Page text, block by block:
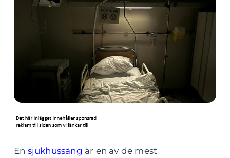
En sjukhussäng är en av de mest